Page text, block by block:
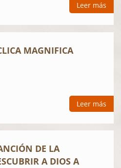
Leer más
MAGNIFICA
Leer más
DE LA
A DIOS A